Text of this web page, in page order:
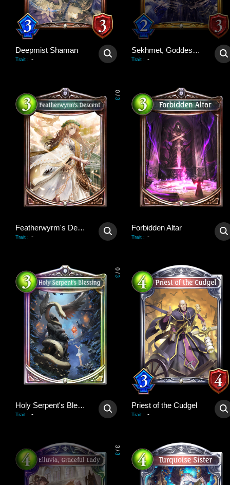
Deepmist Shaman
Trait : -
Sekhmet, Goddess of Plague
Trait : -
0
/
3
Featherwyrm's Descent
Trait : -
Forbidden Altar
Trait : -
0
/
3
Holy Serpent's Blessing
Trait : -
Priest of the Cudgel
Trait : -
3
/
3